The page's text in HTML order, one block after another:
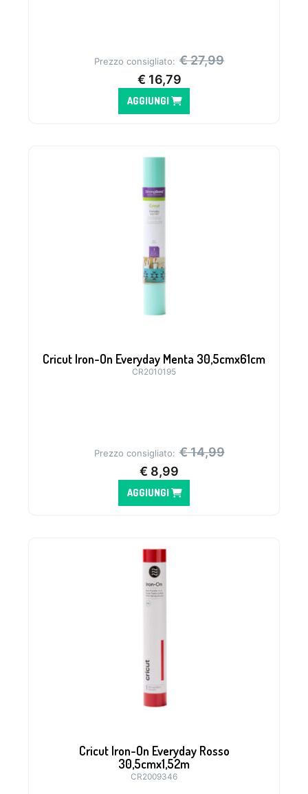
Prezzo consigliato: €27,99
€ 16,79
AGGIUNGI
Cricut Iron-On Everyday Menta 30,5cmx61cm
CR2010195
Prezzo consigliato: €14,99
€ 8,99
AGGIUNGI
Cricut Iron-On Everyday Rosso
30,5cmx1,52m
CR2009346